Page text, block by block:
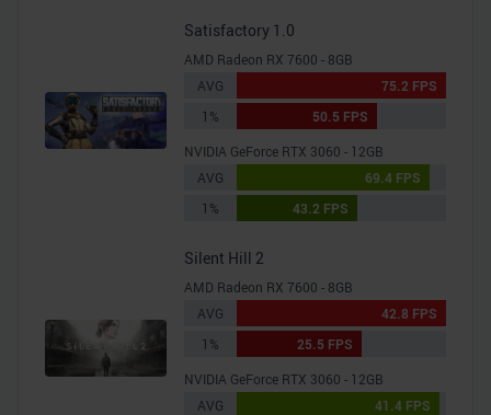
Satisfactory 1.0
AMD Radeon RX 7600 - 8GB
AVG
75.2 FPS
1%
50.5 FPS
NVIDIA GeForce RTX 3060 - 12GB
AVG
69.4 FPS
1%
43.2 FPS
Silent Hill 2
AMD Radeon RX 7600 - 8GB
AVG
42.8 FPS
1%
25.5 FPS
NVIDIA GeForce RTX 3060 - 12GB
AVG
41.4 FPS